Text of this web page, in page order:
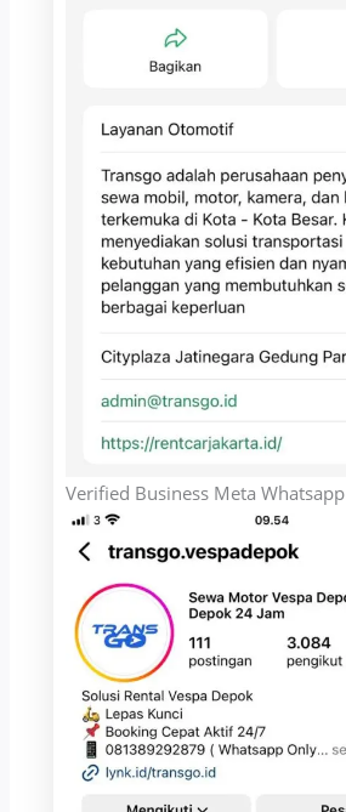
Verified Business Meta Whatsapp